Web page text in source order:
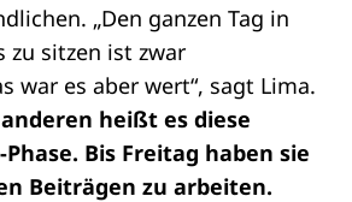
„Den ganzen Tag in
zu sitzen ist zwar
war es aber wert“, sagt Lima.
heißt es diese
Phase. Bis Freitag haben sie
Beiträgen zu arbeiten.